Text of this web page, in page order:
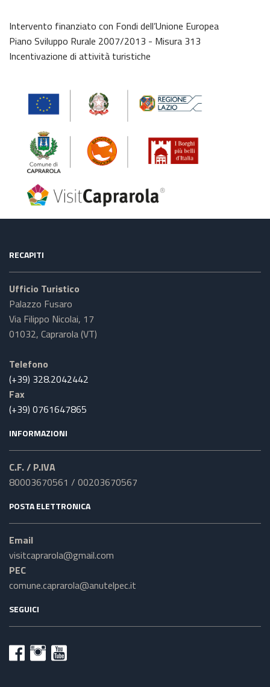
Intervento finanziato con Fondi dell’Unione Europea
Piano Sviluppo Rurale 2007/2013 - Misura 313
Incentivazione di attività turistiche
RECAPITI
Ufficio Turistico
Palazzo Fusaro
Via Filippo Nicolai, 17
01032, Caprarola (VT)
Telefono
(+39) 328.2042442
Fax
(+39) 0761647865
INFORMAZIONI
C.F. / P.IVA
80003670561 / 00203670567
POSTA ELETTRONICA
Email
visitcaprarola@gmail.com
PEC
comune.caprarola@anutelpec.it
SEGUICI